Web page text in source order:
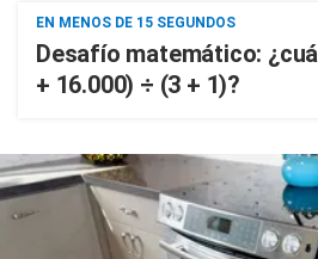
EN MENOS DE 15 SEGUNDOS
Desafío matemático:
+ 16.000) ÷ (3 + 1)?